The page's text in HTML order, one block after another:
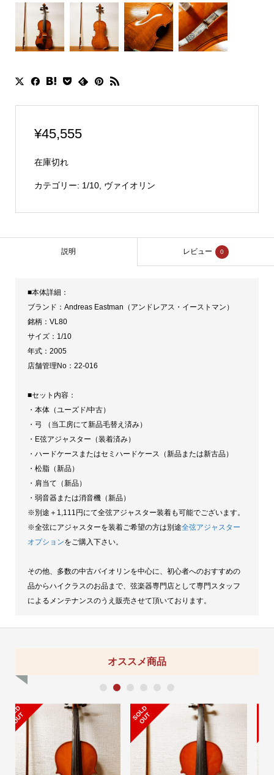
¥45,555
在庫切れ
カテゴリー: 1/10, ヴァイオリン
説明 レビュー 0
■本体詳細：
ブランド：Andreas Eastman（アンドレアス・イーストマン）
銘柄：VL80
サイズ：1/10
年式：2005
店舗管理No：22-016
■セット内容：
・本体（ユーズド/中古）
・弓 （当工房にて新品毛替え済み）
・E弦アジャスター（装着済み）
・ハードケースまたはセミハードケース（新品または新古品）
・松脂（新品）
・肩当て（新品）
・弱音器または消音機（新品）
※別途＋1,111円にて全弦アジャスター装着も可能でございます。
※全弦にアジャスターを装着ご希望の方は別途全弦アジャスター
オプションをご購入下さい。
その他、多数の中古バイオリンを中心に、初心者へのおすすめの
品からハイクラスのお品まで、弦楽器専門店として専門スタッフ
によるメンテナンスのうえ販売させて頂いております。
オススメ商品
S
O
L
D
O
U
T S
O
L
D
O
U
T
1 2 3 4 5 6